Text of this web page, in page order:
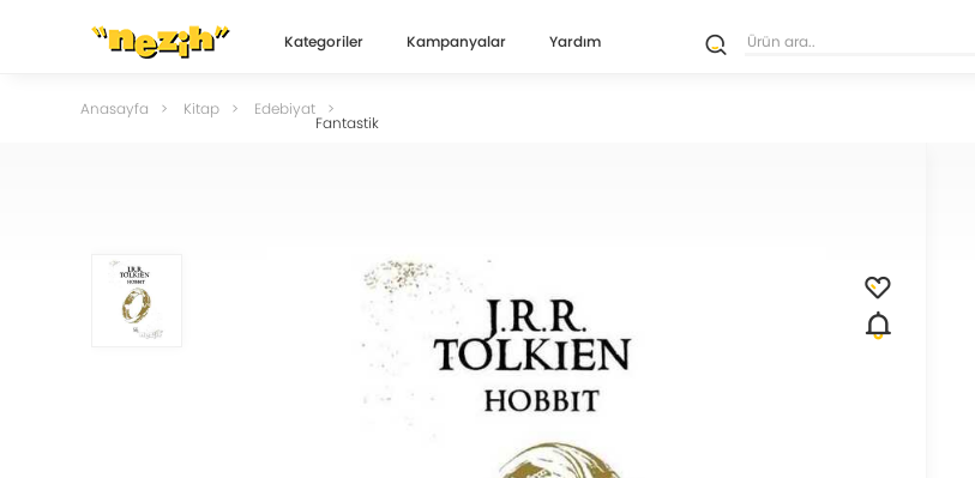
Kategoriler Kampanyalar Yardım
Anasayfa Kitap Edebiyat
Fantastik